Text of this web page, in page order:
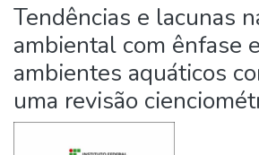
Manuals and Terms
Statistics
About RIIFB
Help
Tendências e lacunas
ambiental com ênfase
ambientes aquáticos
uma revisão